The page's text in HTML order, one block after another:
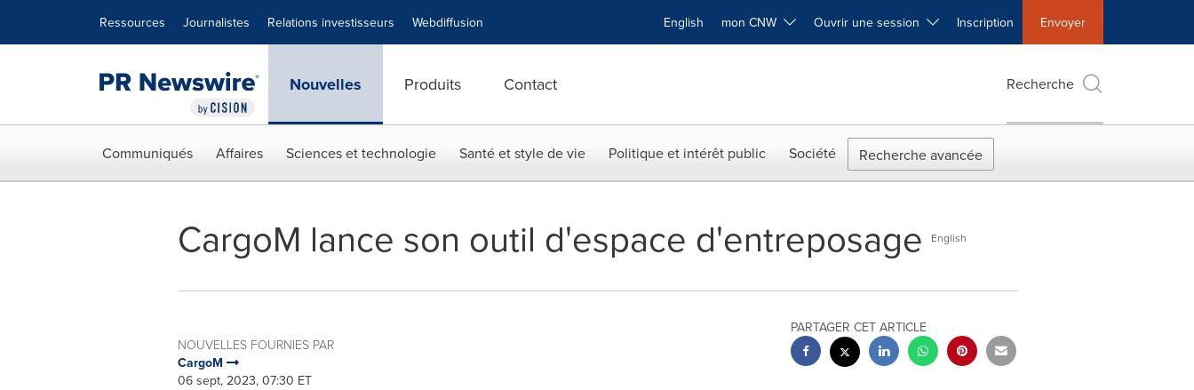
Ressources Journalistes Relations investisseurs Webdiffusion English mon CNW Ouvrir une session Inscription Envoyer
Nouvelles Produits Contact Recherche
Communiqués Affaires Sciences et technologie Santé et style de vie Politique et intérêt public Société Recherche avancée
CargoM lance son outil d'espace d'entreposage English
NOUVELLES FOURNIES PAR
CargoM
06 sept, 2023, 07:30 ET
PARTAGER CET ARTICLE